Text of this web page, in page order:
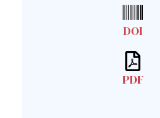
DOI
PDF